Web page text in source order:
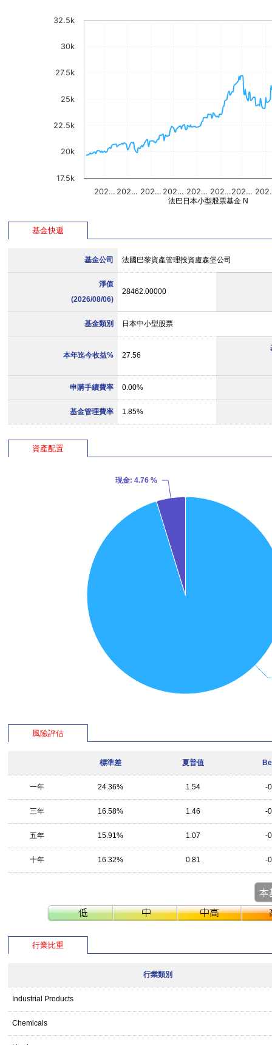
202… 202… 202… 202… 202… 202…202…
17.5k
20k
22.5k
25k
27.5k
30k
32.5k
法巴日本小型股票基金 N
基金快遞
基金公司 法國巴黎資產管理投資盧森堡公司
淨值
(2026/08/06)
28462.00000
基金類別 日本中小型股票
本年迄今收益% 27.56
申購手續費率 0.00%
基金管理費率 1.85%
資產配置
現金: 4.76 %
風險評估
標準差 夏普值
一年 24.36% 1.54 -
三年 16.58% 1.46 -
五年 15.91% 1.07 -
十年 16.32% 0.81 -
行業比重
行業類別
Industrial Products
Chemicals